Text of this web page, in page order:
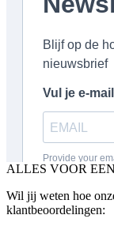
ALLES VOOR
Wil jij weten hoe
klantbeoordelingen: